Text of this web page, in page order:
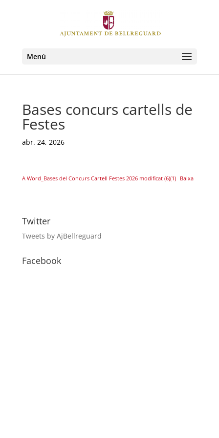
Menú
Bases concurs cartells de
Festes
abr. 24, 2026
A Word_Bases del Concurs Cartell Festes 2026 modificat (6)(1) Baixa
Twitter
Tweets by AjBellreguard
Facebook